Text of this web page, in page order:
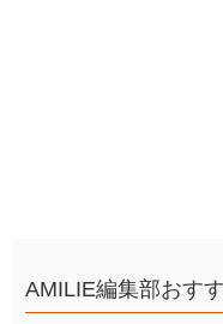
AMILIE編集部おす